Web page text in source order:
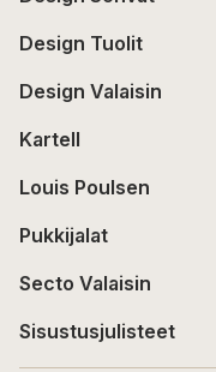
Design Tuolit
Design Valaisin
Kartell
Louis Poulsen
Pukkijalat
Secto Valaisin
Sisustusjulisteet